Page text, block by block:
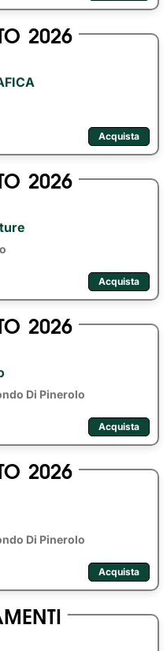
2026
Acquista
2026
Acquista
2026
Di Pinerolo
Acquista
2026
Di Pinerolo
Acquista